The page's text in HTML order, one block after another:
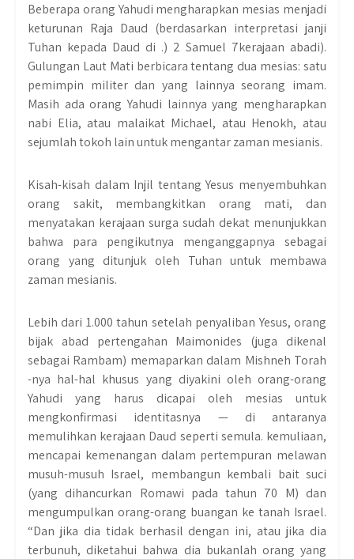
Beberapa orang Yahudi mengharapkan mesias menjadi
keturunan Raja Daud (berdasarkan interpretasi janji
Tuhan kepada Daud di .) 2 Samuel 7kerajaan abadi).
Gulungan Laut Mati berbicara tentang dua mesias: satu
pemimpin militer dan yang lainnya seorang imam.
Masih ada orang Yahudi lainnya yang mengharapkan
nabi Elia, atau malaikat Michael, atau Henokh, atau
sejumlah tokoh lain untuk mengantar zaman mesianis.
Kisah-kisah dalam Injil tentang Yesus menyembuhkan
orang sakit, membangkitkan orang mati, dan
menyatakan kerajaan surga sudah dekat menunjukkan
bahwa para pengikutnya menganggapnya sebagai
orang yang ditunjuk oleh Tuhan untuk membawa
zaman mesianis.
Lebih dari 1.000 tahun setelah penyaliban Yesus, orang
bijak abad pertengahan Maimonides (juga dikenal
sebagai Rambam) memaparkan dalam Mishneh Torah
-nya hal-hal khusus yang diyakini oleh orang-orang
Yahudi yang harus dicapai oleh mesias untuk
mengkonfirmasi identitasnya — di antaranya
memulihkan kerajaan Daud seperti semula. kemuliaan,
mencapai kemenangan dalam pertempuran melawan
musuh-musuh Israel, membangun kembali bait suci
(yang dihancurkan Romawi pada tahun 70 M) dan
mengumpulkan orang-orang buangan ke tanah Israel.
“Dan jika dia tidak berhasil dengan ini, atau jika dia
terbunuh, diketahui bahwa dia bukanlah orang yang